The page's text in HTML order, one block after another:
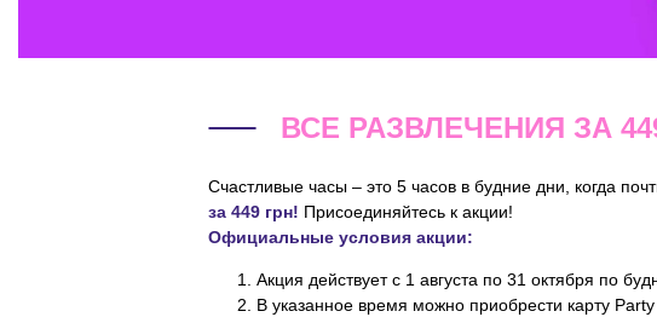
ВСЕ РАЗВЛЕЧЕНИЯ ЗА
Счастливые часы – это 5 часов в будние дни, когда
за 449 грн! Присоединяйтесь к акции!
Официальные условия акции:
Акция действует с 1 августа по 31 октября по
В указанное время можно приобрести карту